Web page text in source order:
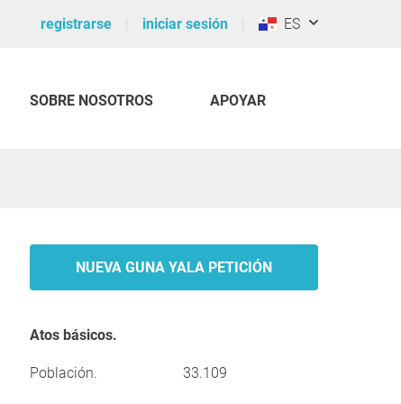
registrarse iniciar sesión ES
SOBRE NOSOTROS APOYAR
NUEVA GUNA YALA PETICIÓN
Atos básicos.
Población. 33.109